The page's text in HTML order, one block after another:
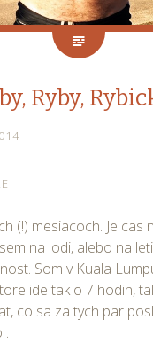
Ryby,
(!) mesiacoch. Je cas
na lodi, alebo na
Som v Kuala
ide tak o 7 hodin,
co sa za tych par